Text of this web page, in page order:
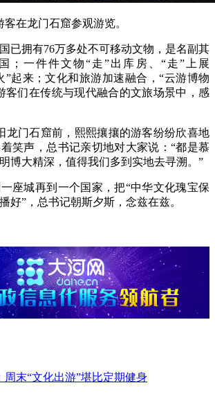
客在龙门石窟参观游览。
拥有76万多处不可移动文物，是名副其
；一件件文物“走”出库房、“走”上展
”起来；文化和旅游加速融合，“云游博物
客们在传统与现代融合的文旅场景中，感
门石窟前，熙熙攘攘的游客纷纷欣喜地
笑声，总书记亲切地对大家说：“都是慕
博大精深，值得我们多到实地去寻溯。”
城再到一个国家，把“中华文化瑰宝保
好”，总书记朝斯夕斯，念兹在兹。
周末“文化出游”堪比定期健身